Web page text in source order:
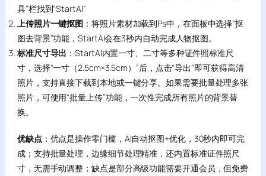
具”栏找到“StartAI”
上传照片一键抠图 ：将照片素材加载到Ps中，在面板中选择“抠
图去背景”功能，StartAI会在3秒内自动完成人物抠图。
标准尺寸导出 ：StartAI内置一寸、二寸等多种证件照标准尺
寸，选择“一寸（2.5cm×3.5cm）”后，点击“导出”即可获得高清
照片，支持直接下载到本地或一键分享。如果需要批量处理多张
照片，可使用“批量上传”功能，一次性完成所有照片的背景替
换。
优缺点：优点是操作零门槛，AI自动抠图+优化，30秒内即可完
成；支持批量处理，边缘细节处理精准，还内置标准证件照尺
寸，无需手动调整；缺点是部分高级功能需要开通会员，但免费